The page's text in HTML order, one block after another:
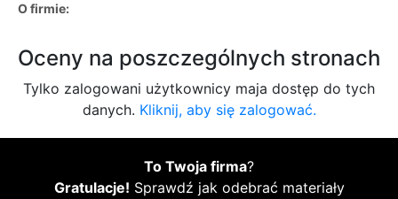
O firmie:
Oceny na poszczególnych stronach
Tylko zalogowani użytkownicy maja dostęp do tych
danych. Kliknij, aby się zalogować.
To Twoja firma?
Gratulacje! Sprawdź jak odebrać materiały